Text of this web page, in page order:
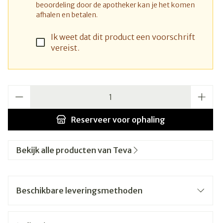
beoordeling door de apotheker kan je het komen
afhalen en betalen.
Ik weet dat dit product een voorschrift
vereist.
Reserveer voor ophaling
Bekijk alle producten van Teva
Beschikbare leveringsmethoden